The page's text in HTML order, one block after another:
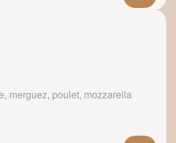
merguez, poulet, mozzarella